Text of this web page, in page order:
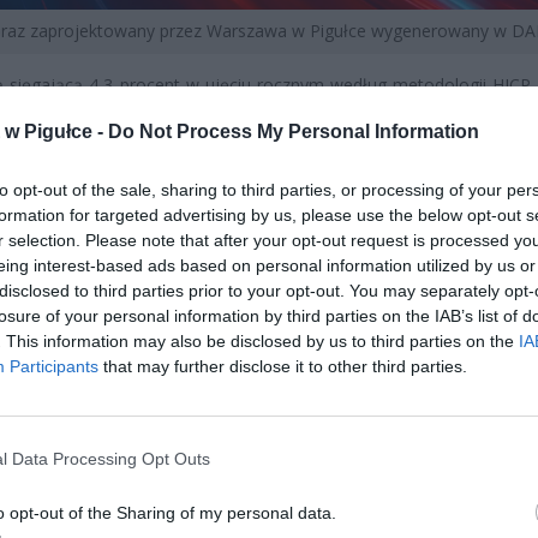
Pigułce - Do Not Process My Personal Information
opt-out of the sale, sharing to third parties, or processing of your
for targeted advertising by us, please use the below opt-out
selection. Please note that after your opt-out request is processed
interest-based ads based on personal information utilized by us
to third parties prior to your opt-out. You may separately
of your personal information by third parties on the IAB’s list of
This information may also be disclosed by us to third parties on the
Participants that may further disclose it to other third parties.
Data Processing Opt Outs
opt-out of the Sharing of my personal data.
zaprojektowany przez Warszawa w Pigułce wygenerowany w
sięgającą 4,3 procent w ujęciu rocznym według metodologii
Ten alarmujący wskaźnik wyprzedzają jedynie Węgry z
wyprzedza Polskę.
ad